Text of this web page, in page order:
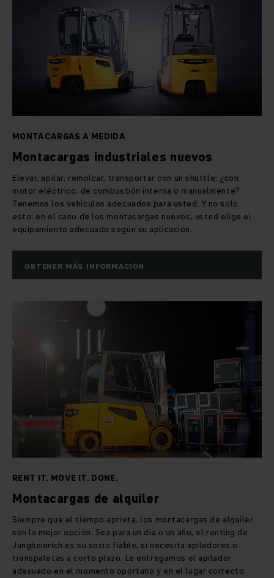
MONTACARGAS A MEDIDA
Montacargas industriales nuevos
Elevar, apilar, remolcar, transportar con un shuttle: ¿con
motor eléctrico, de combustión interna o manualmente?
Tenemos los vehículos adecuados para usted. Y no solo
esto: en el caso de los montacargas nuevos, usted elige el
equipamiento adecuado según su aplicación.
OBTENER MÁS INFORMACIÓN
RENT IT. MOVE IT. DONE.
Montacargas de alquiler
Siempre que el tiempo aprieta, los montacargas de alquiler
son la mejor opción. Sea para un día o un año, el renting de
Jungheinrich es su socio fiable, si necesita apiladores o
transpaletas a corto plazo. Le entregamos el apilador
adecuado en el momento oportuno y en el lugar correcto.